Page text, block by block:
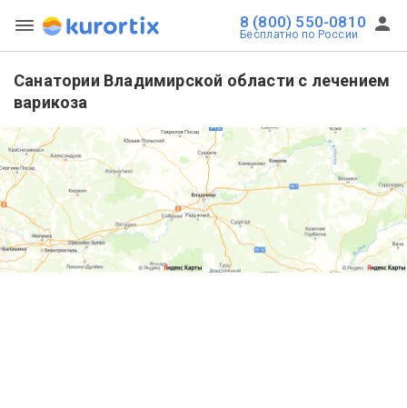
8 (800) 550-0810
Бесплатно по России
Санатории Владимирской области с лечением
варикоза